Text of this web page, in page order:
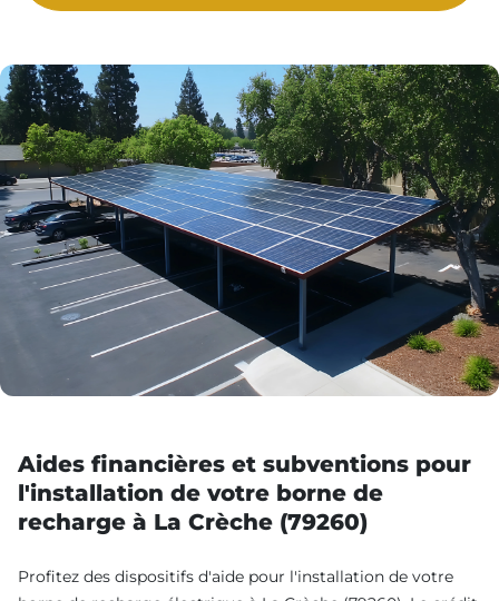
Aides financières et subventions pour
l'installation de votre borne de
recharge à La Crèche (79260)
Profitez des dispositifs d'aide pour l'installation de votre